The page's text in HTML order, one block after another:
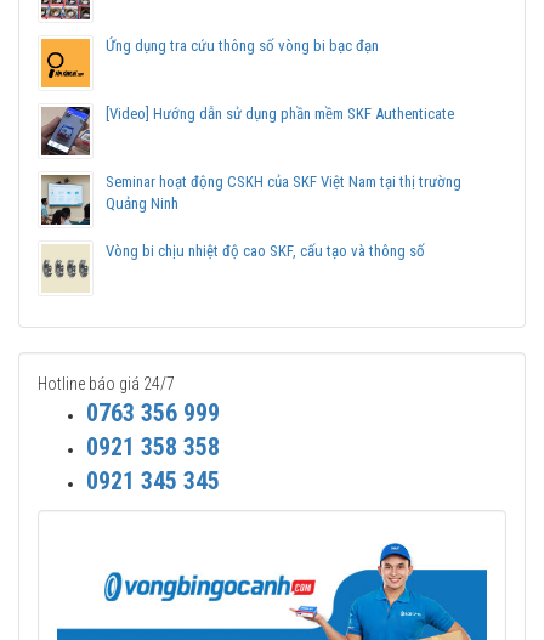
Ứng dụng tra cứu thông số vòng bi bạc đạn
[Video] Hướng dẫn sử dụng phần mềm SKF Authenticate
Seminar hoạt động CSKH của SKF Việt Nam tại thị trường
Quảng Ninh
Vòng bi chịu nhiệt độ cao SKF, cấu tạo và thông số
Hotline báo giá 24/7
0763 356 999
0921 358 358
0921 345 345